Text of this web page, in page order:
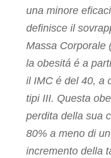
una minore
definisce il
Massa Corporale
la obesitá é a
il IMC é del 40, a
tipi III. Questa
perdita della sua
80% a meno di
incremento della